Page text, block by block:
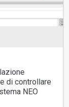
di controllare
NEO